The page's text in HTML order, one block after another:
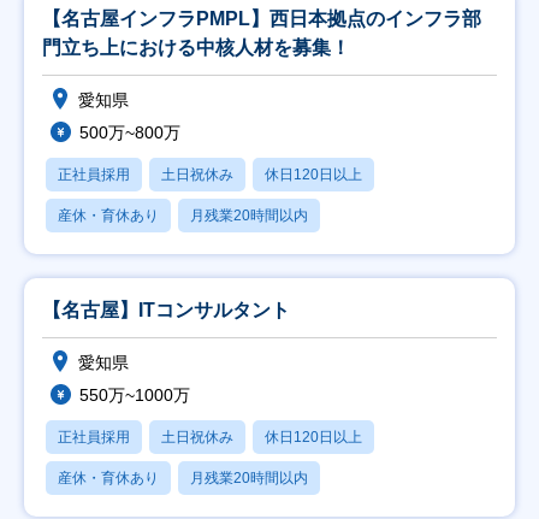
【名古屋インフラPMPL】西日本拠点のインフラ部
門立ち上における中核人材を募集！
愛知県
500万~800万
正社員採用 土日祝休み 休日120日以上
産休・育休あり 月残業20時間以内
【名古屋】ITコンサルタント
愛知県
550万~1000万
正社員採用 土日祝休み 休日120日以上
産休・育休あり 月残業20時間以内